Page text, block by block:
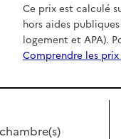
Ce prix est calculé
hors aides
logement et APA).
Comprendre les